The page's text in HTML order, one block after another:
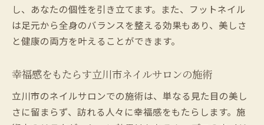
し、あなたの個性を引き立てます。また、フットネイル
は足元から全身のバランスを整える効果もあり、美しさ
と健康の両方を叶えることができます。
幸福感をもたらす立川市ネイルサロンの施術
立川市のネイルサロンでの施術は、単なる見た目の美し
さに留まらず、訪れる人々に幸福感をもたらします。施